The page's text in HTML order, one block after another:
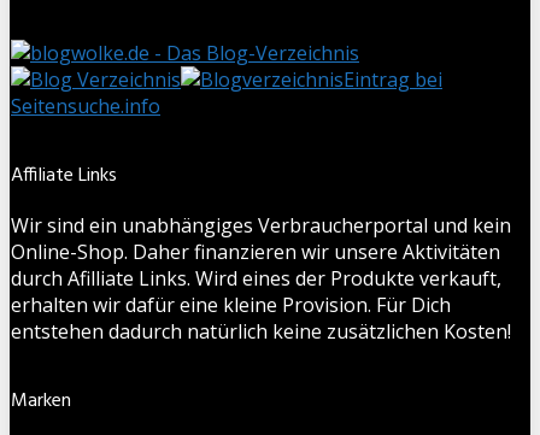
Eintrag bei
Seitensuche.info
Affiliate Links
Wir sind ein unabhängiges Verbraucherportal und kein
Online-Shop. Daher finanzieren wir unsere Aktivitäten
durch Afilliate Links. Wird eines der Produkte verkauft,
erhalten wir dafür eine kleine Provision. Für Dich
entstehen dadurch natürlich keine zusätzlichen Kosten!
Marken